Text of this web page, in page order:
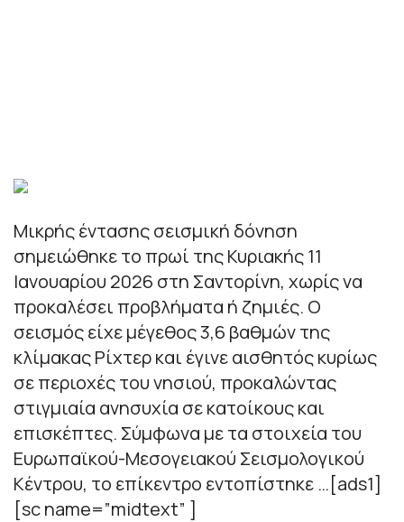
Μικρής έντασης σεισμική δόνηση
σημειώθηκε το πρωί της Κυριακής 11
Ιανουαρίου 2026 στη Σαντορίνη, χωρίς να
προκαλέσει προβλήματα ή ζημιές. Ο
σεισμός είχε μέγεθος 3,6 βαθμών της
κλίμακας Ρίχτερ και έγινε αισθητός κυρίως
σε περιοχές του νησιού, προκαλώντας
στιγμιαία ανησυχία σε κατοίκους και
επισκέπτες. Σύμφωνα με τα στοιχεία του
Ευρωπαϊκού-Μεσογειακού Σεισμολογικού
Κέντρου, το επίκεντρο εντοπίστηκε …[ads1]
[sc name=”midtext” ]